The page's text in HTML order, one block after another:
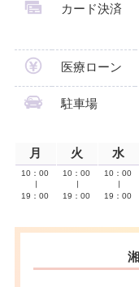
カード決済
医療ローン
駐車場
月 火 水
10：00
19：00
10：00
19：00
10：00
19：00